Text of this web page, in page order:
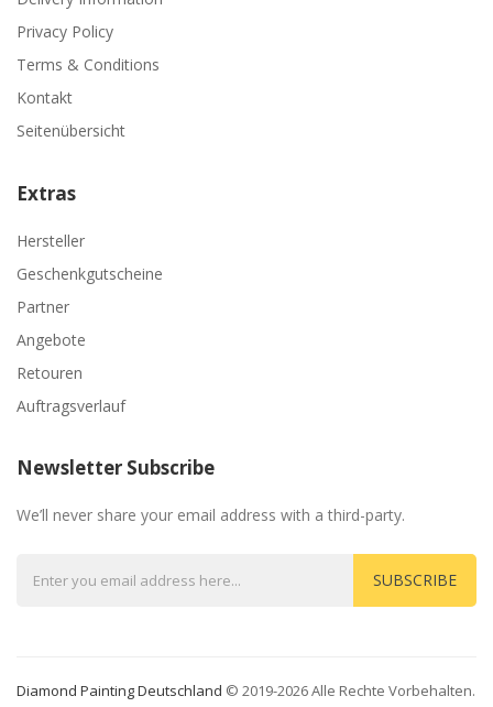
Privacy Policy
Terms & Conditions
Kontakt
Seitenübersicht
Extras
Hersteller
Geschenkgutscheine
Partner
Angebote
Retouren
Auftragsverlauf
Newsletter Subscribe
We’ll never share your email address with a third-party.
SUBSCRIBE
Diamond Painting Deutschland © 2019-2026 Alle Rechte Vorbehalten.